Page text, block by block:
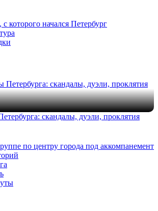
которого начался Петербург
скандалы, дуэли, проклятия
по центру города под аккомпанемент